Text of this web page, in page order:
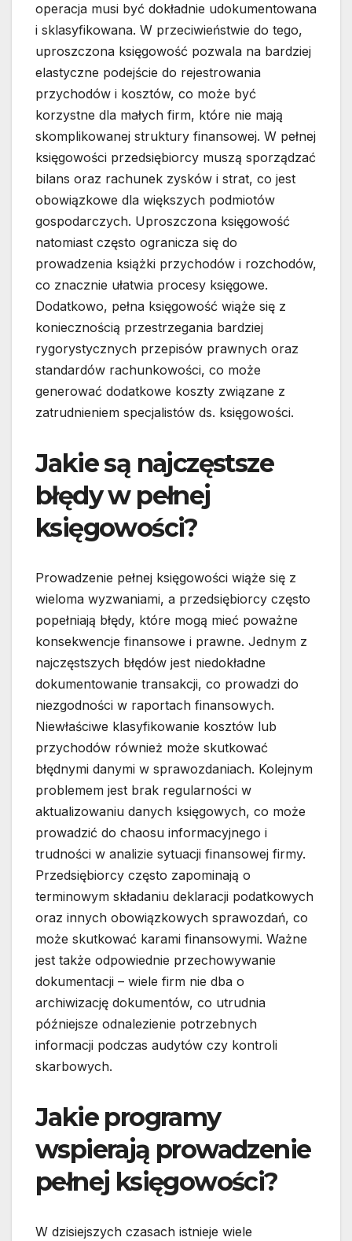
operacja musi być dokładnie udokumentowana
i sklasyfikowana. W przeciwieństwie do tego,
uproszczona księgowość pozwala na bardziej
elastyczne podejście do rejestrowania
przychodów i kosztów, co może być
korzystne dla małych firm, które nie mają
skomplikowanej struktury finansowej. W pełnej
księgowości przedsiębiorcy muszą sporządzać
bilans oraz rachunek zysków i strat, co jest
obowiązkowe dla większych podmiotów
gospodarczych. Uproszczona księgowość
natomiast często ogranicza się do
prowadzenia książki przychodów i rozchodów,
co znacznie ułatwia procesy księgowe.
Dodatkowo, pełna księgowość wiąże się z
koniecznością przestrzegania bardziej
rygorystycznych przepisów prawnych oraz
standardów rachunkowości, co może
generować dodatkowe koszty związane z
zatrudnieniem specjalistów ds. księgowości.
Jakie są najczęstsze
błędy w pełnej
księgowości?
Prowadzenie pełnej księgowości wiąże się z
wieloma wyzwaniami, a przedsiębiorcy często
popełniają błędy, które mogą mieć poważne
konsekwencje finansowe i prawne. Jednym z
najczęstszych błędów jest niedokładne
dokumentowanie transakcji, co prowadzi do
niezgodności w raportach finansowych.
Niewłaściwe klasyfikowanie kosztów lub
przychodów również może skutkować
błędnymi danymi w sprawozdaniach. Kolejnym
problemem jest brak regularności w
aktualizowaniu danych księgowych, co może
prowadzić do chaosu informacyjnego i
trudności w analizie sytuacji finansowej firmy.
Przedsiębiorcy często zapominają o
terminowym składaniu deklaracji podatkowych
oraz innych obowiązkowych sprawozdań, co
może skutkować karami finansowymi. Ważne
jest także odpowiednie przechowywanie
dokumentacji – wiele firm nie dba o
archiwizację dokumentów, co utrudnia
późniejsze odnalezienie potrzebnych
informacji podczas audytów czy kontroli
skarbowych.
Jakie programy
wspierają prowadzenie
pełnej księgowości?
W dzisiejszych czasach istnieje wiele